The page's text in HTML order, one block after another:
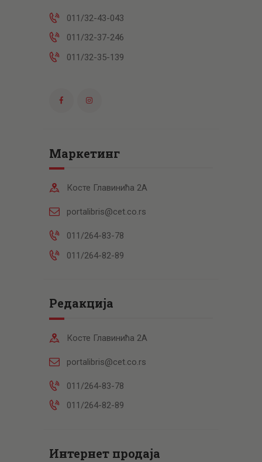
011/32-43-043
011/32-37-246
011/32-35-139
Маркетинг
Косте Главинића 2А
portalibris@cet.co.rs
011/264-83-78
011/264-82-89
Редакција
Косте Главинића 2А
portalibris@cet.co.rs
011/264-83-78
011/264-82-89
Интернет продаја